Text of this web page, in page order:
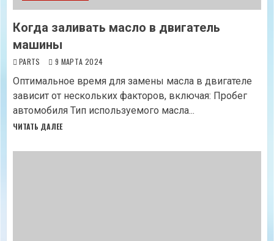
Когда заливать масло в двигатель
машины
PARTS 9 МАРТА 2024
Оптимальное время для замены масла в двигателе
зависит от нескольких факторов, включая: Пробег
автомобиля Тип используемого масла...
ЧИТАТЬ ДАЛЕЕ